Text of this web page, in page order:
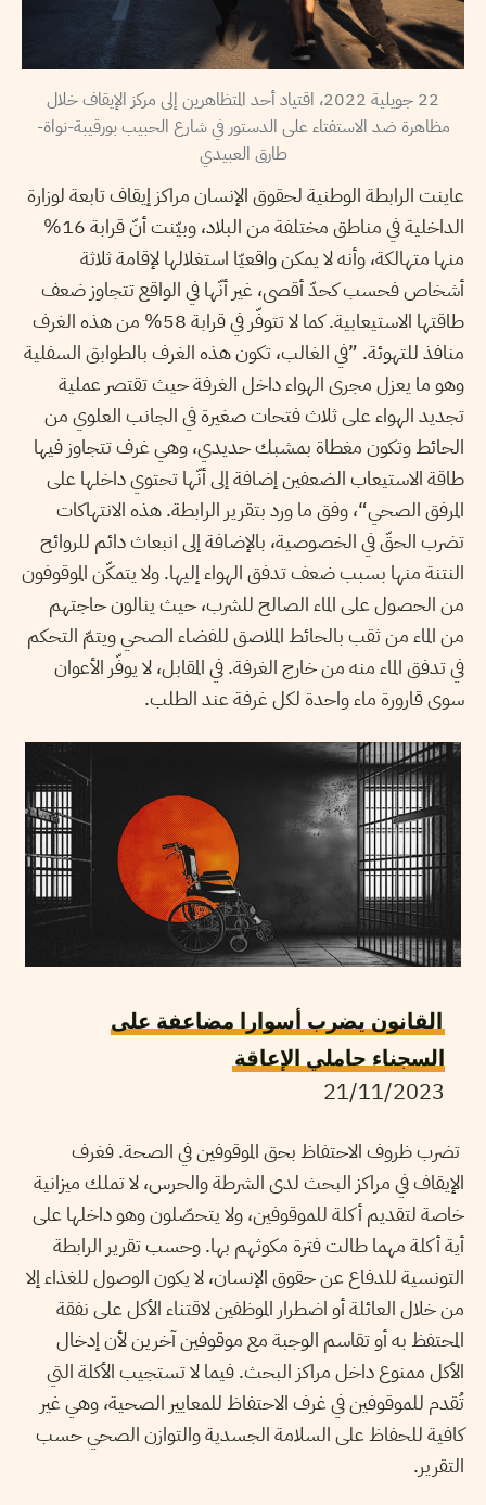
22 جويلية 2022، اقتياد أحد المتظاهرين إلى مركز الإيقاف خلال
مظاهرة ضد الاستفتاء على الدستور في شارع الحبيب بورقيبة-نواة-
طارق العبيدي
عاينت الرابطة الوطنية لحقوق الإنسان مراكز إيقاف تابعة لوزارة
الداخلية في مناطق مختلفة من البلاد، وبيّنت أنّ قرابة 16%
منها متهالكة، وأنه لا يمكن واقعيّا استغلالها لإقامة ثلاثة
أشخاص فحسب كحدّ أقصى، غير أنّها في الواقع تتجاوز ضعف
طاقتها الاستيعابية. كما لا تتوفّر في قرابة 58% من هذه الغرف
منافذ للتهوئة. ”في الغالب، تكون هذه الغرف بالطوابق السفلية
وهو ما يعزل مجرى الهواء داخل الغرفة حيث تقتصر عملية
تجديد الهواء على ثلاث فتحات صغيرة في الجانب العلوي من
الحائط وتكون مغطاة بمشبك حديدي، وهي غرف تتجاوز فيها
طاقة الاستيعاب الضعفين إضافة إلى أنّها تحتوي داخلها على
المرفق الصحي“، وفق ما ورد بتقرير الرابطة. هذه الانتهاكات
تضرب الحقّ في الخصوصية، بالإضافة إلى انبعاث دائم للروائح
النتنة منها بسبب ضعف تدفق الهواء إليها. ولا يتمكّن الموقوفون
من الحصول على الماء الصالح للشرب، حيث ينالون حاجتهم
من الماء من ثقب بالحائط الملاصق للفضاء الصحي ويتمّ التحكم
في تدفق الماء منه من خارج الغرفة. في المقابل، لا يوفّر الأعوان
سوى قارورة ماء واحدة لكل غرفة عند الطلب.
القانون يضرب أسوارا مضاعفة على
السجناء حاملي الإعاقة
21/11/2023
تضرب ظروف الاحتفاظ بحق الموقوفين في الصحة. فغرف
الإيقاف في مراكز البحث لدى الشرطة والحرس، لا تملك ميزانية
خاصة لتقديم أكلة للموقوفين، ولا يتحصّلون وهو داخلها على
أية أكلة مهما طالت فترة مكوثهم بها. وحسب تقرير الرابطة
التونسية للدفاع عن حقوق الإنسان، لا يكون الوصول للغذاء إلا
من خلال العائلة أو اضطرار الموظفين لاقتناء الأكل على نفقة
المحتفظ به أو تقاسم الوجبة مع موقوفين آخرين لأن إدخال
الأكل ممنوع داخل مراكز البحث. فيما لا تستجيب الأكلة التي
تُقدم للموقوفين في غرف الاحتفاظ للمعايير الصحية، وهي غير
كافية للحفاظ على السلامة الجسدية والتوازن الصحي حسب
التقرير.